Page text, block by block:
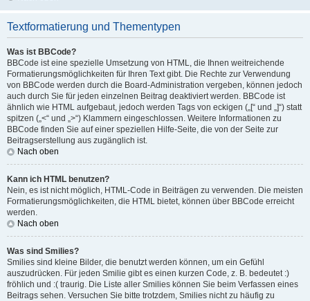
Textformatierung und Thementypen
Was ist BBCode?
BBCode ist eine spezielle Umsetzung von HTML, die Ihnen weitreichende
Formatierungsmöglichkeiten für Ihren Text gibt. Die Rechte zur Verwendung
von BBCode werden durch die Board-Administration vergeben, können jedoch
auch durch Sie für jeden einzelnen Beitrag deaktiviert werden. BBCode ist
ähnlich wie HTML aufgebaut, jedoch werden Tags von eckigen („[“ und „]“) statt
spitzen („<“ und „>“) Klammern eingeschlossen. Weitere Informationen zu
BBCode finden Sie auf einer speziellen Hilfe-Seite, die von der Seite zur
Beitragserstellung aus zugänglich ist.
Nach oben
Kann ich HTML benutzen?
Nein, es ist nicht möglich, HTML-Code in Beiträgen zu verwenden. Die meisten
Formatierungsmöglichkeiten, die HTML bietet, können über BBCode erreicht
werden.
Nach oben
Was sind Smilies?
Smilies sind kleine Bilder, die benutzt werden können, um ein Gefühl
auszudrücken. Für jeden Smilie gibt es einen kurzen Code, z. B. bedeutet :)
fröhlich und :( traurig. Die Liste aller Smilies können Sie beim Verfassen eines
Beitrags sehen. Versuchen Sie bitte trotzdem, Smilies nicht zu häufig zu